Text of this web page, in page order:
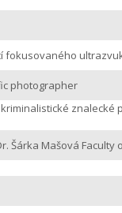
fokusovaného
photographer
znalecké
Šárka Mašová Faculty